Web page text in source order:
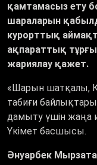
қамтамасыз ету
шараларын
курорттық
ақпараттық
жариялау қажет.
«Шарын шатқалы,
табиғи
дамыту үшін жаңа
Үкімет басшысы.
Әнуарбек